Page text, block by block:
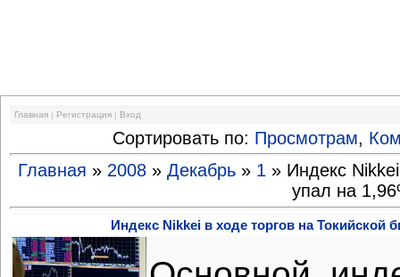
Главная | Регистрация | Вход
Сортировать по: Просмотрам,
Главная » 2008 » Декабрь » 1 » Индекс
упал на
Индекс Nikkei в ходе торгов на Токийской